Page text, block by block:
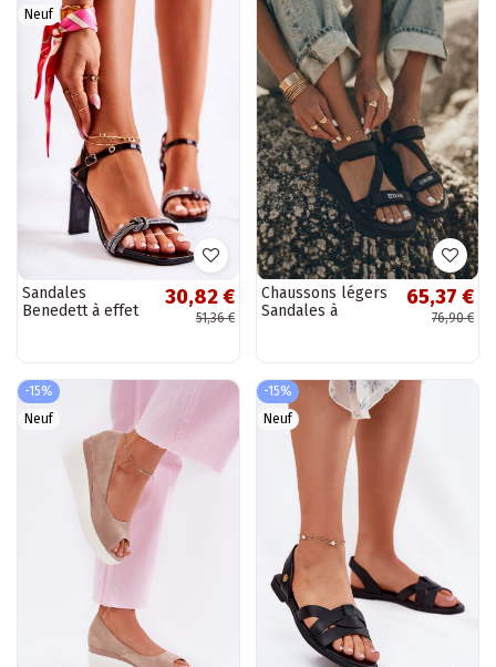
Neuf
Sandales
Benedett à effet
30,82 €
51,36 €
Chaussons légers
Sandales à
65,37 €
76,90 €
-15%
Neuf
-15%
Neuf